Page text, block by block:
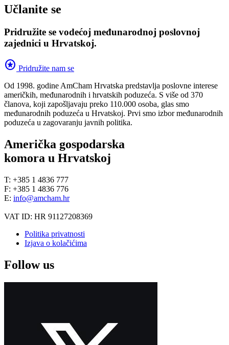
Učlanite se
Pridružite se vodećoj međunarodnoj poslovnoj
zajednici u Hrvatskoj.
stars Pridružite nam se
Od 1998. godine AmCham Hrvatska predstavlja poslovne interese
američkih, međunarodnih i hrvatskih poduzeća. S više od 370
članova, koji zapošljavaju preko 110.000 osoba, glas smo
međunarodnih poduzeća u Hrvatskoj. Prvi smo izbor međunarodnih
poduzeća u zagovaranju javnih politika.
Američka gospodarska
komora u Hrvatskoj
T: +385 1 4836 777
F: +385 1 4836 776
E: info@amcham.hr
VAT ID: HR 91127208369
Politika privatnosti
Izjava o kolačićima
Follow us